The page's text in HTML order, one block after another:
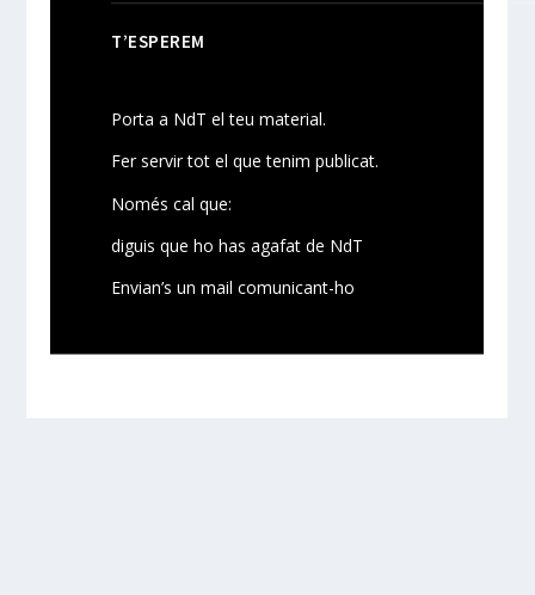
T’ESPEREM
Porta a NdT el teu material.
Fer servir tot el que tenim publicat.
Només cal que:
diguis que ho has agafat de NdT
Envian’s un mail comunicant-ho